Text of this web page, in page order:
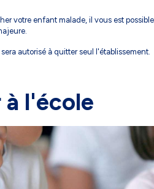
votre enfant malade, il vous est possible
autorisé à quitter seul l'établissement.
l'école